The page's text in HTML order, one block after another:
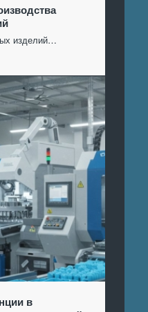
изделий…
в